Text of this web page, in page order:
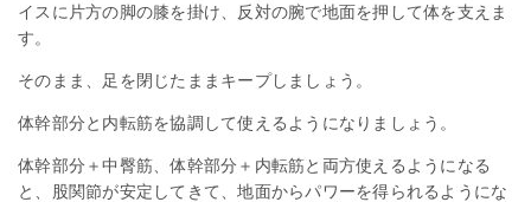
イスに片方の脚の膝を掛け、反対の腕で地面を押して体を支えま
す。
そのまま、足を閉じたままキープしましょう。
体幹部分と内転筋を協調して使えるようになりましょう。
体幹部分＋中臀筋、体幹部分＋内転筋と両方使えるようになる
と、股関節が安定してきて、地面からパワーを得られるようにな